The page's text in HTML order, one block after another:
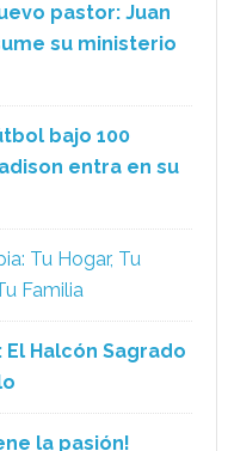
pastor: Juan
su ministerio
bajo 100
entra en su
Tu Hogar, Tu
Familia
Halcón Sagrado
la pasión!